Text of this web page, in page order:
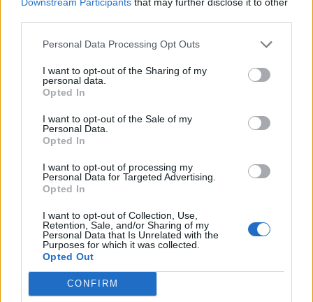
Personal Data Processing Opt Outs
I want to opt-out of the Sharing of my
personal data.
Opted In
I want to opt-out of the Sale of my
Personal Data.
Opted In
I want to opt-out of processing my
Personal Data for Targeted Advertising.
Opted In
I want to opt-out of Collection, Use,
Retention, Sale, and/or Sharing of my
Personal Data that Is Unrelated with the
Purposes for which it was collected.
Opted Out
CONFIRM
NYHETER 2026-08-04 KL. 16:53
Polishelikopter
jagade
dieseltjuv
Lokala brott: • Verktygsstöld
dränkt i målarfärg
SAMHÄLLE 2026-08-04 KL. 06:00
Klimatsmäll för
halländska
fritidshusägare
Extremväder har gett